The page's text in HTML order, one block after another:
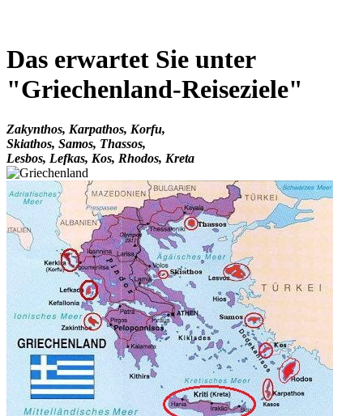
Das erwartet Sie unter
"Griechenland-Reiseziele"
Zakynthos, Karpathos, Korfu,
Skiathos, Samos, Thassos,
Lesbos, Lefkas, Kos, Rhodos, Kreta